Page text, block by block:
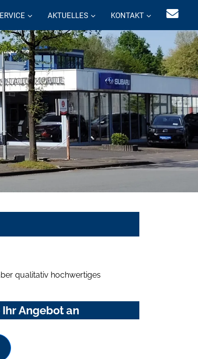
AKTUELLES KONTAKT
qualitativ hochwertiges
Angebot an